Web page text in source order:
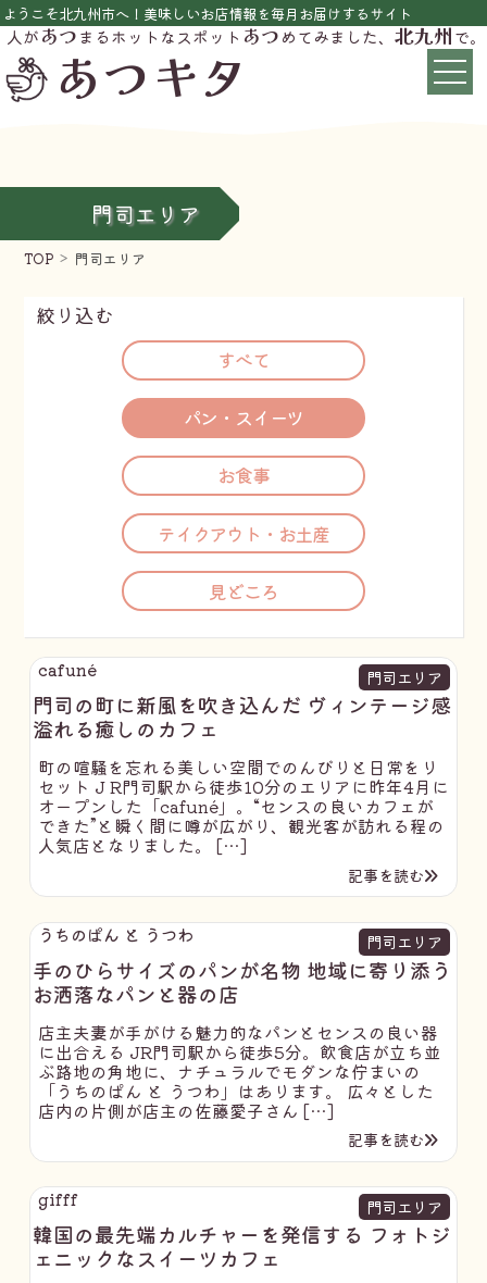
ようこそ北九州市へ！美味しいお店情報を毎月お届けするサイト
人があつまるホットなスポットあつめてみました、 北九州で。
あつキタ
門司エリア
TOP 門司エリア
絞り込む
すべて
パン・スイーツ
お食事
テイクアウト・お土産
見どころ
cafuné 門司エリア
門司の町に新風を吹き込んだ ヴィンテージ感
溢れる癒しのカフェ
町の喧騒を忘れる美しい空間でのんびりと日常をリ
セット J R門司駅から徒歩10分のエリアに昨年4月に
オープンした「cafuné」。“センスの良いカフェが
できた”と瞬く間に噂が広がり、観光客が訪れる程の
人気店となりました。 […]
記事を読む
うちのぱん と うつわ 門司エリア
手のひらサイズのパンが名物 地域に寄り添う
お洒落なパンと器の店
店主夫妻が手がける魅力的なパンとセンスの良い器
に出合える JR門司駅から徒歩5分。飲食店が立ち並
ぶ路地の角地に、ナチュラルでモダンな佇まいの
「うちのぱん と うつわ」はあります。 広々とした
店内の片側が店主の佐藤愛子さん […]
記事を読む
gifff 門司エリア
韓国の最先端カルチャーを発信する フォトジ
ェニックなスイーツカフェ